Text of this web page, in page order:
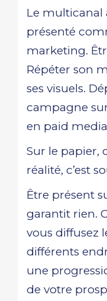
Le multicanal
présenté
marketing.
Répéter son
ses visuels.
campagne
en paid
Sur le papier,
réalité, c’est
Être présent
garantit rien.
vous diffusez
différents
une
de votre